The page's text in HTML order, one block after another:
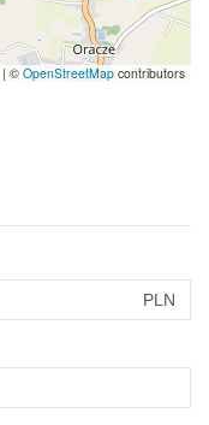
| © OpenStreetMap contributors
PLN